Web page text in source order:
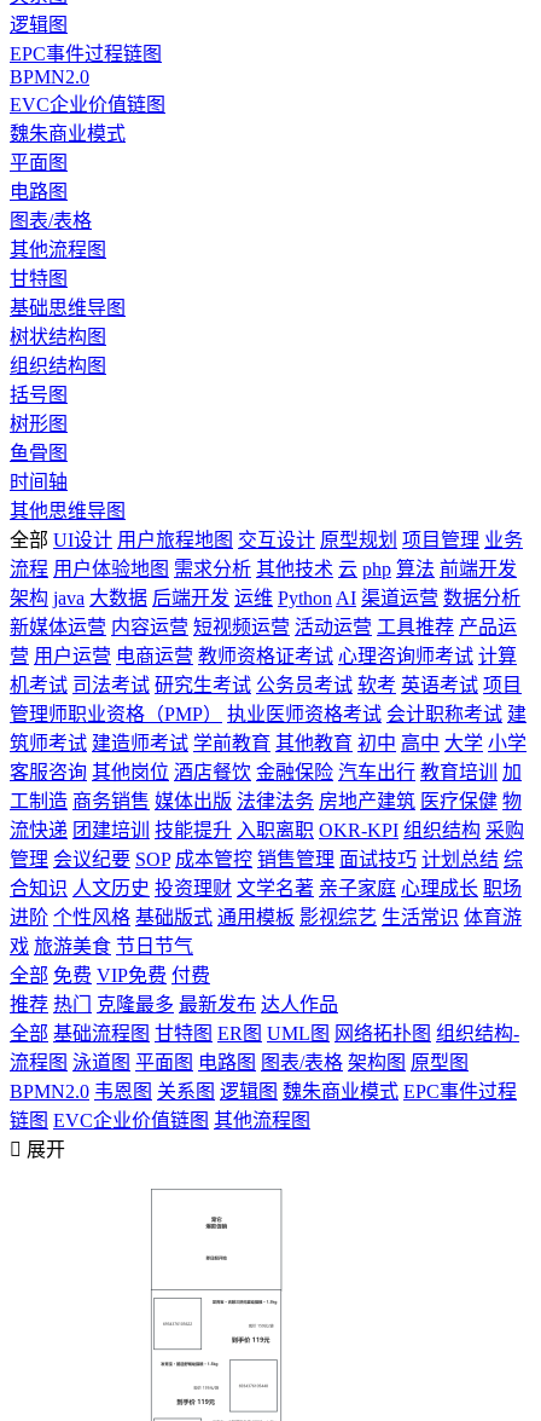
逻辑图
EPC事件过程链图
BPMN2.0
EVC企业价值链图
魏朱商业模式
平面图
电路图
图表/表格
其他流程图
甘特图
基础思维导图
树状结构图
组织结构图
括号图
树形图
鱼骨图
时间轴
其他思维导图
全部 UI设计 用户旅程地图 交互设计 原型规划 项目管理 业务
流程 用户体验地图 需求分析 其他技术 云 php 算法 前端开发
架构 java 大数据 后端开发 运维 Python AI 渠道运营 数据分析
新媒体运营 内容运营 短视频运营 活动运营 工具推荐 产品运
营 用户运营 电商运营 教师资格证考试 心理咨询师考试 计算
机考试 司法考试 研究生考试 公务员考试 软考 英语考试 项目
管理师职业资格（PMP）
执业医师资格考试 会计职称考试 建
筑师考试 建造师考试 学前教育 其他教育 初中 高中 大学 小学
客服咨询 其他岗位 酒店餐饮 金融保险 汽车出行 教育培训
加
工制造 商务销售 媒体出版 法律法务 房地产建筑 医疗保健 物
流快递 团建培训 技能提升 入职离职 OKR-KPI 组织结构 采购
管理 会议纪要 SOP 成本管控 销售管理 面试技巧 计划总结 综
合知识 人文历史 投资理财 文学名著 亲子家庭 心理成长 职场
进阶 个性风格 基础版式 通用模板 影视综艺 生活常识 体育游
戏 旅游美食 节日节气
全部 免费 VIP免费 付费
推荐 热门 克隆最多 最新发布 达人作品
全部 基础流程图 甘特图 ER图 UML图 网络拓扑图 组织结构-
流程图 泳道图 平面图 电路图 图表/表格 架构图 原型图
BPMN2.0 韦恩图 关系图 逻辑图 魏朱商业模式 EPC事件过程
链图 EVC企业价值链图 其他流程图
 展开